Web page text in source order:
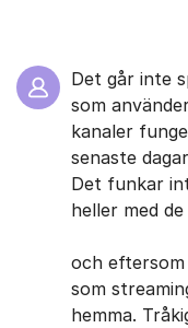
Det går inte
som
kanaler
senaste
Det funkar
heller med
och eftersom
som
hemma.